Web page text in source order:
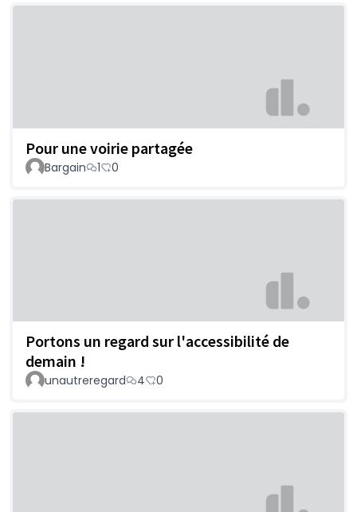
Pour une voirie partagée
Bargain 1 0
Portons un regard sur l'accessibilité de
demain !
unautreregard 4 0